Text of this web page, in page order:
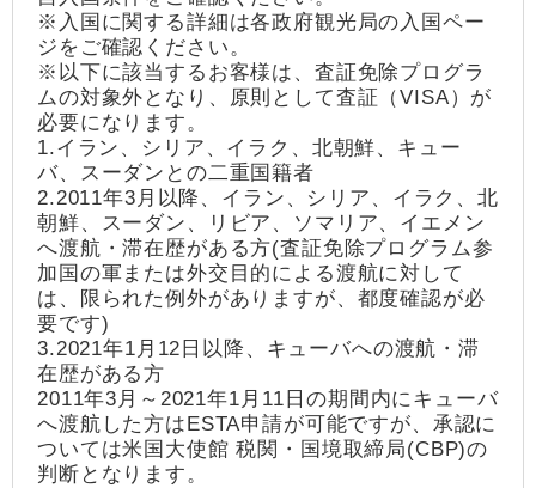
※入国に関する詳細は各政府観光局の入国ペー
ジをご確認ください。
※以下に該当するお客様は、査証免除プログラ
ムの対象外となり、原則として査証（VISA）が
必要になります。
1.イラン、シリア、イラク、北朝鮮、キュー
バ、スーダンとの二重国籍者
2.2011年3月以降、イラン、シリア、イラク、北
朝鮮、スーダン、リビア、ソマリア、イエメン
へ渡航・滞在歴がある方(査証免除プログラム参
加国の軍または外交目的による渡航に対して
は、限られた例外がありますが、都度確認が必
要です)
3.2021年1月12日以降、キューバへの渡航・滞
在歴がある方
2011年3月～2021年1月11日の期間内にキューバ
へ渡航した方はESTA申請が可能ですが、承認に
ついては米国大使館 税関・国境取締局(CBP)の
判断となります。